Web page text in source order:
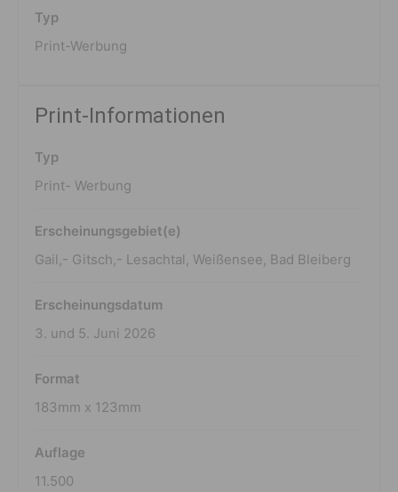
Typ
Print-Werbung
Print-Informationen
Typ
Print- Werbung
Erscheinungsgebiet(e)
Gail,- Gitsch,- Lesachtal, Weißensee, Bad Bleiberg
Erscheinungsdatum
3. und 5. Juni 2026
Format
183mm x 123mm
Auflage
11.500